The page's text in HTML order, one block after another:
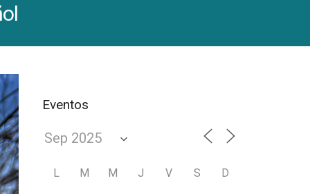
Eventos
L M M J V S D